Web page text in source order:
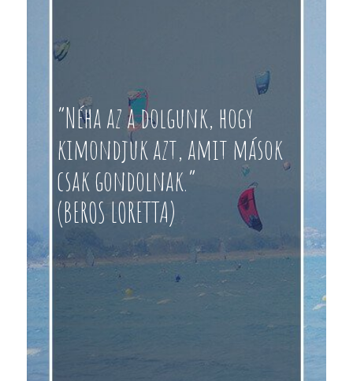
“Néha az a dolgunk, hogy
kimondjuk azt, amit mások
csak gondolnak.”
(BEROS LORETTA)